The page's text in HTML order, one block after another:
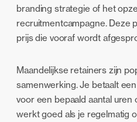
branding strategie of het
recruitmentcampagne. Deze
prijs die vooraf wordt
Maandelijkse retainers zijn
samenwerking. Je betaalt
voor een bepaald aantal uren
werkt goed als je regelmatig